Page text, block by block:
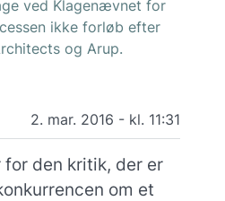
ved Klagenævnet for
ikke forløb efter
og Arup.
2. mar. 2016 - kl. 11:31
den kritik, der er
om et